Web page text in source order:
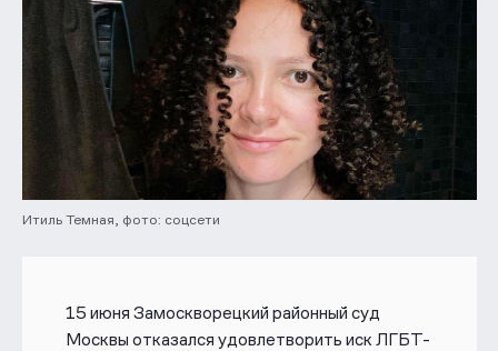
Итиль Темная, фото: соцсети
15 июня Замоскворецкий районный суд
Москвы отказался удовлетворить иск ЛГБТ-